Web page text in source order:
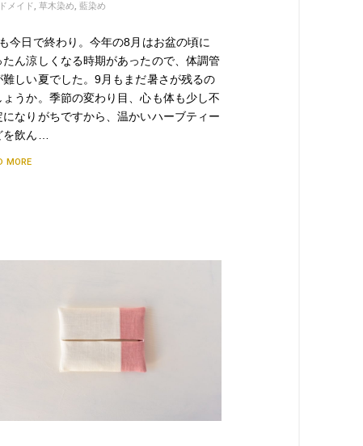
メイド, 草木染め, 藍染め
今日で終わり。今年の8月はお盆の頃に
たん涼しくなる時期があったので、体調管
難しい夏でした。9月もまだ暑さが残るの
ょうか。季節の変わり目、心も体も少し不
になりがちですから、温かいハーブティー
を飲ん…
MORE